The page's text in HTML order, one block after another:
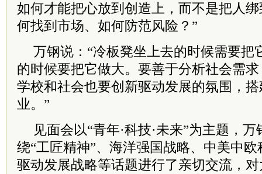
如何才能把心放到创造上，而不是把人
何找到市场、如何防范风险？”
万钢说：“冷板凳坐上去的时候需要把
的时候要把它做大。要善于分析社会需
学校和社会也要创新驱动发展的氛围，
业。”
见面会以“青年·科技·未来”为主题，
绕“工匠精神”、海洋强国战略、中美中
驱动发展战略等话题进行了亲切交流，